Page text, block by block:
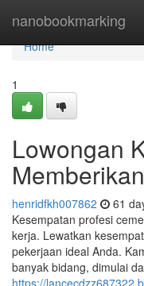
nanobookmarking
Home
Home
1
Lowongan
henridfkh007862 61
Kesempatan profesi
kerja. Lewatkan
pekerjaan ideal Anda.
banyak bidang, dimulai
https://